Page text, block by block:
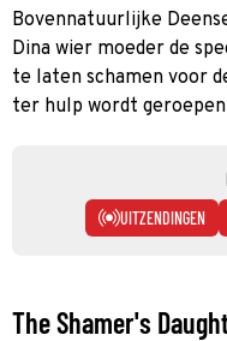
Bovennatuurlijke
Dina wier moeder de
te laten schamen voor
ter hulp wordt
UITZENDINGEN
The Shamer's